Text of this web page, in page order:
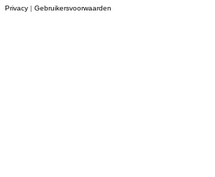
Privacy | Gebruikersvoorwaarden